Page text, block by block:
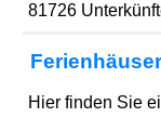
81726
Hier finden Sie